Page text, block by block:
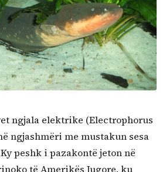
ngjala elektrike (Electrophorus
ngjashmëri me mustakun sesa
peshk i pazakontë jeton në
të Amerikës Jugore, ku